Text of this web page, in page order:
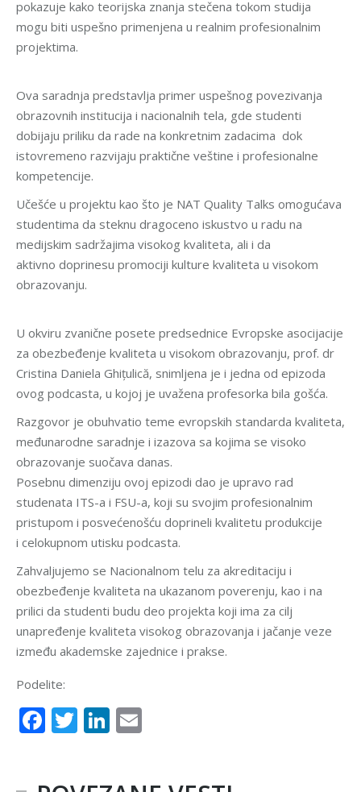
pokazuje kako teorijska znanja stečena tokom studija
mogu biti uspešno primenjena u realnim profesionalnim
projektima.
Ova saradnja predstavlja primer uspešnog povezivanja
obrazovnih institucija i nacionalnih tela, gde studenti
dobijaju priliku da rade na konkretnim zadacima dok
istovremeno razvijaju praktične veštine i profesionalne
kompetencije.
Učešće u projektu kao što je NAT Quality Talks omogućava
studentima da steknu dragoceno iskustvo u radu na
medijskim sadržajima visokog kvaliteta, ali i da
aktivno doprinesu promociji kulture kvaliteta u visokom
obrazovanju.
U okviru zvanične posete predsednice Evropske asocijacije
za obezbeđenje kvaliteta u visokom obrazovanju, prof. dr
Cristina Daniela Ghițulică, snimljena je i jedna od epizoda
ovog podcasta, u kojoj je uvažena profesorka bila gošća.
Razgovor je obuhvatio teme evropskih standarda kvaliteta,
međunarodne saradnje i izazova sa kojima se visoko
obrazovanje suočava danas.
Posebnu dimenziju ovoj epizodi dao je upravo rad
studenata ITS-a i FSU-a, koji su svojim profesionalnim
pristupom i posvećenošću doprineli kvalitetu produkcije
i celokupnom utisku podcasta.
Zahvaljujemo se Nacionalnom telu za akreditaciju i
obezbeđenje kvaliteta na ukazanom poverenju, kao i na
prilici da studenti budu deo projekta koji ima za cilj
unapređenje kvaliteta visokog obrazovanja i jačanje veze
između akademske zajednice i prakse.
Podelite:
Facebook
TwitterLinkedIn